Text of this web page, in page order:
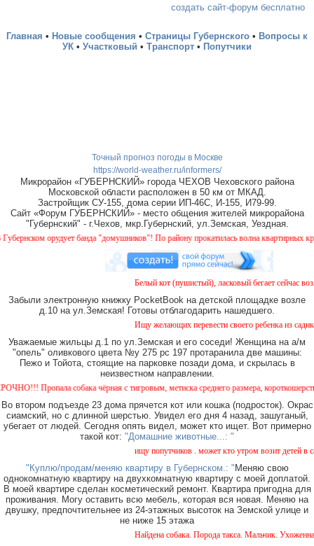
создать сайт-форум бесплатно
Главная • Новые сообщения • Страницы Губернского • Вопросы к
УК • Участковый • Транспорт • Попутчики
Точный прогноз погоды в Москве
https://world-weather.ru/informers/
Микрорайон «ГУБЕРНСКИЙ» города ЧЕХОВ Чеховского района
Московской области расположен в 50 км от МКАД.
Застройщик СУ-155, дома серии ИП-46С, И-155, И79-99.
Сайт «Форум ГУБЕРНСКИЙ» - место общения жителей микрорайона
"Губернский" - г.Чехов, мкр.Губернский, ул.Земская, Уездная.
орудует банда "домушников"! По району прокатилась волна квартирных краж,
Белый кот (пушистый), ласковый бегает сейчас
Забыли электронную книжку PocketBook на детской площадке возле
д.10 на ул.Земская! Готовы отблагодарить нашедшего.
Ищу желающих перевести своего ребенка из
Уважаемые жильцы д.1 по ул.Земская и его соседи! Женщина на а/м
"опель" оливкового цвета №у 275 рс 197 протаранила две машины:
Пежо и Тойота, стоящие на парковке позади дома, и скрылась в
неизвестном направлении.
Пропала собака чёрная с тигровым, метиска среднего размера,
Во втором подъезде 23 дома прячется кот или кошка (подросток). Окрас
сиамский, но с длинной шерстью. Увидел его дня 4 назад, зашуганый,
убегает от людей. Сегодня опять видел, может кто ищет. Вот примерно
такой кот: "Домашние животные...: "
ищу попутчиков . может кто утром возит детей в
"Куплю/продам/меняю квартиру в Губернском.: " Меняю свою
однокомнатную квартиру на двухкомнатную квартиру с моей доплатой.
В моей квартире сделан косметический ремонт. Квартира пригодна для
проживания. Могу оставить всю мебель, которая вся новая. Меняю на
двушку, предпочтительнее из 24-этажных высоток на Земской улице и
не ниже 15 этажа
Найдена собака. Порода такса. Мальчик.